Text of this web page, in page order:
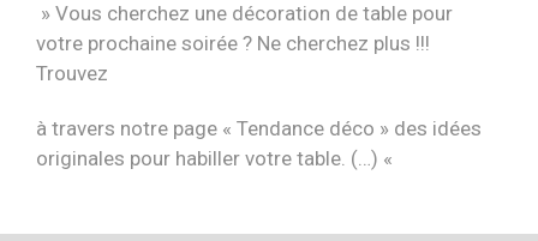
» Vous cherchez une décoration de table pour
votre prochaine soirée ? Ne cherchez plus !!!
Trouvez
à travers notre page « Tendance déco » des idées
originales pour habiller votre table. (…) «